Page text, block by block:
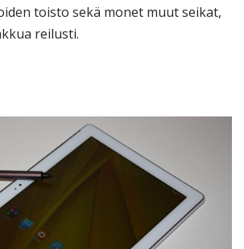
toisto sekä monet muut seikat,
reilusti.